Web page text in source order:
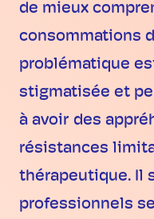
de mieux
consommations
problématique
stigmatisée et
à avoir des
résistances
thérapeutique. Il
professionnels